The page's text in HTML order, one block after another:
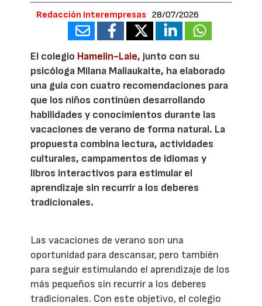
Redacción Interempresas 28/07/2026
El colegio Hamelin-Laie, junto con su
psicóloga Milana Maliaukaite, ha elaborado
una guía con cuatro recomendaciones para
que los niños continúen desarrollando
habilidades y conocimientos durante las
vacaciones de verano de forma natural. La
propuesta combina lectura, actividades
culturales, campamentos de idiomas y
libros interactivos para estimular el
aprendizaje sin recurrir a los deberes
tradicionales.
Las vacaciones de verano son una
oportunidad para descansar, pero también
para seguir estimulando el aprendizaje de los
más pequeños sin recurrir a los deberes
tradicionales. Con este objetivo, el colegio